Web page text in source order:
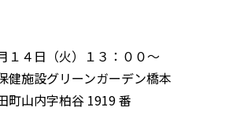
４日（火）１３：００～
設グリーンガーデン橋本
字柏谷 1919 番